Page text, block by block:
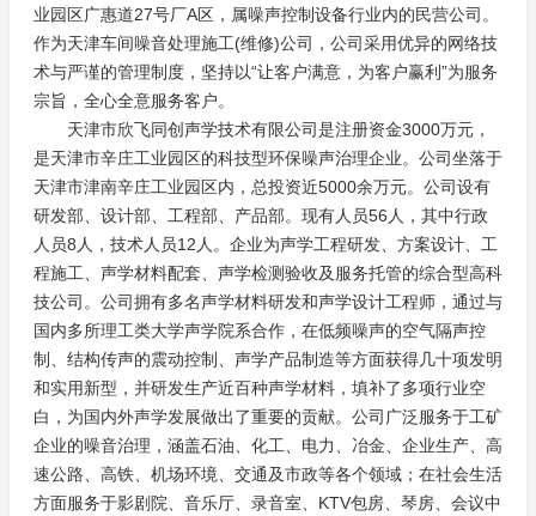
业园区广惠道27号厂A区，属噪声控制设备行业内的民营公司。
作为天津车间噪音处理施工(维修)公司，公司采用优异的网络技
术与严谨的管理制度，坚持以“让客户满意，为客户赢利”为服务
宗旨，全心全意服务客户。
天津市欣飞同创声学技术有限公司是注册资金3000万元，
是天津市辛庄工业园区的科技型环保噪声治理企业。公司坐落于
天津市津南辛庄工业园区内，总投资近5000余万元。公司设有
研发部、设计部、工程部、产品部。现有人员56人，其中行政
人员8人，技术人员12人。企业为声学工程研发、方案设计、工
程施工、声学材料配套、声学检测验收及服务托管的综合型高科
技公司。公司拥有多名声学材料研发和声学设计工程师，通过与
国内多所理工类大学声学院系合作，在低频噪声的空气隔声控
制、结构传声的震动控制、声学产品制造等方面获得几十项发明
和实用新型，并研发生产近百种声学材料，填补了多项行业空
白，为国内外声学发展做出了重要的贡献。公司广泛服务于工矿
企业的噪音治理，涵盖石油、化工、电力、冶金、企业生产、高
速公路、高铁、机场环境、交通及市政等各个领域；在社会生活
方面服务于影剧院、音乐厅、录音室、KTV包房、琴房、会议中